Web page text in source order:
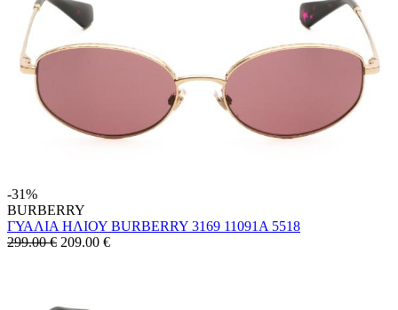
-31%
BURBERRY
ΓΥΑΛΙΑ ΗΛΙΟΥ BURBERRY 3169 11091A 5518
299.00 € 209.00 €